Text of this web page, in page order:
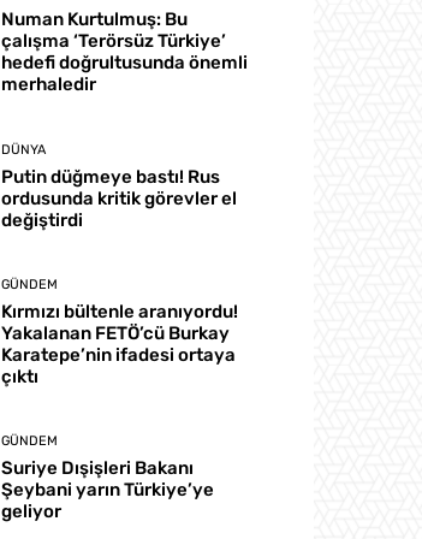
Numan Kurtulmuş: Bu
çalışma ‘Terörsüz Türkiye’
hedefi doğrultusunda önemli
merhaledir
DÜNYA
Putin düğmeye bastı! Rus
ordusunda kritik görevler el
değiştirdi
GÜNDEM
Kırmızı bültenle aranıyordu!
Yakalanan FETÖ’cü Burkay
Karatepe’nin ifadesi ortaya
çıktı
GÜNDEM
Suriye Dışişleri Bakanı
Şeybani yarın Türkiye’ye
geliyor